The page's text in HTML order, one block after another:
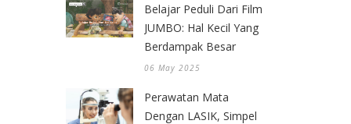
Belajar Peduli Dari Film
JUMBO: Hal Kecil Yang
Berdampak Besar
06 May 2025
Perawatan Mata
Dengan LASIK, Simpel